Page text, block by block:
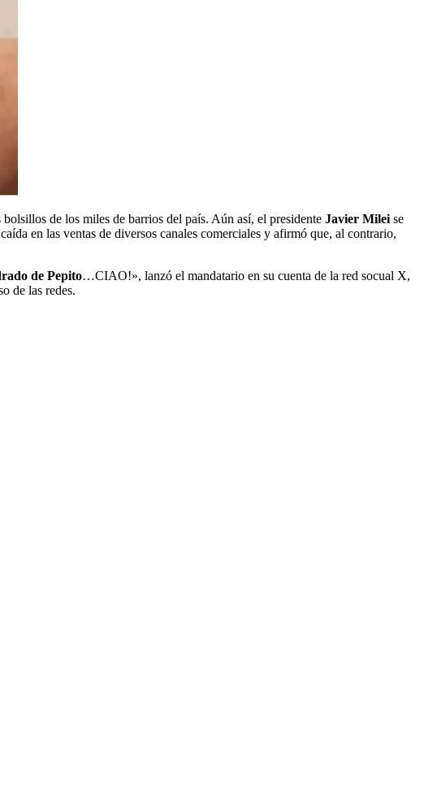
de los miles de barrios del país. Aún así, el presidente Javier Milei se
en las ventas de diversos canales comerciales y afirmó que, al contrario,
de Pepito…CIAO!», lanzó el mandatario en su cuenta de la red socual X,
de las redes.